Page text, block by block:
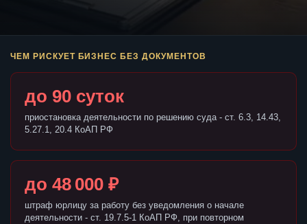
ЧЕМ РИСКУЕТ БИЗНЕС БЕЗ ДОКУМЕНТОВ
до 90 суток
приостановка деятельности по решению суда - ст. 6.3, 14.43,
5.27.1, 20.4 КоАП РФ
до 48 000 ₽
штраф юрлицу за работу без уведомления о начале
деятельности - ст. 19.7.5-1 КоАП РФ, при повторном